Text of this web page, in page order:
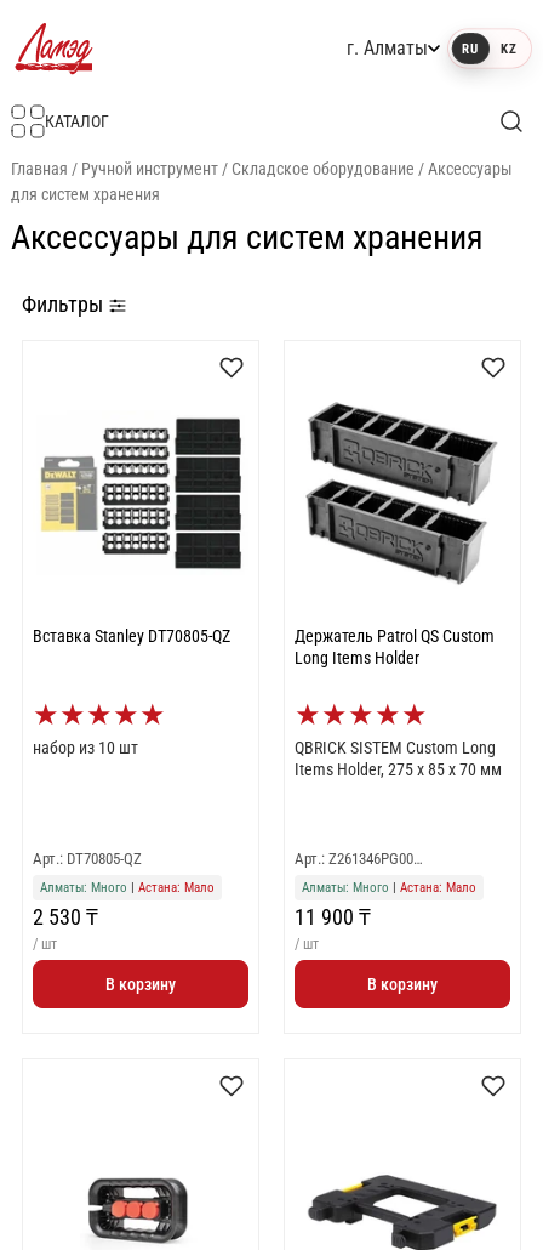
г. Алматы RU KZ
КАТАЛОГ
Главная / Ручной инструмент/ Складское оборудование /Аксессуары
для систем хранения
Аксессуары для систем хранения
Фильтры
Вставка Stanley DT70805-QZ
★★★★★
набор из 10 шт
Арт.: DT70805-QZ
Алматы: Много Астана: Мало
2 530 ₸
/ шт
В корзину
Держатель Patrol QS Custom
Long Items Holder
★★★★★
QBRICK SISTEM Custom Long
Items Holder, 275 х 85 х 70 мм
Арт.: Z261346PG00…
Алматы: Много Астана: Мало
11 900 ₸
/ шт
В корзину